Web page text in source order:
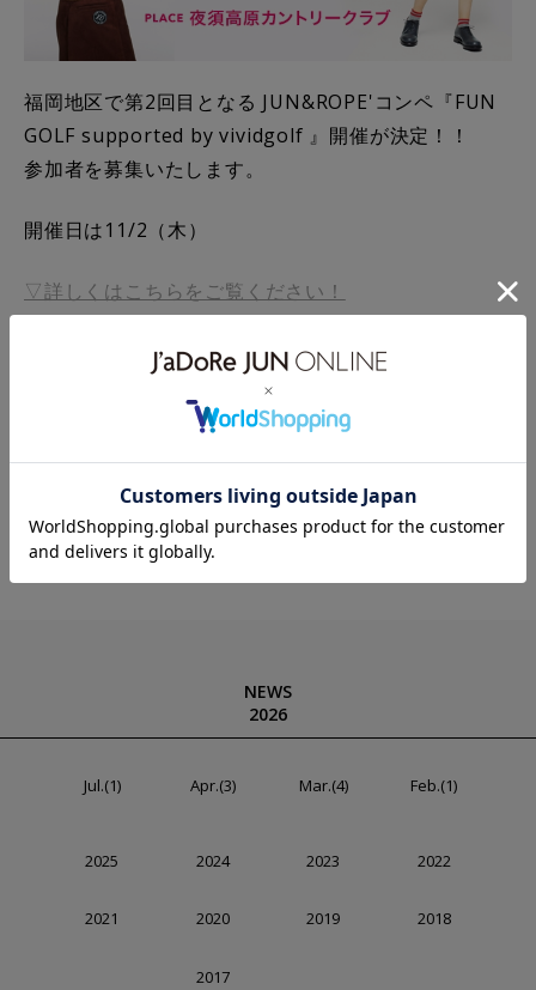
福岡地区で第2回目となる JUN&ROPE'コンペ『FUN
GOLF supported by vividgolf 』開催が決定！！
参加者を募集いたします。
開催日は11/2（木）
▽詳しくはこちらをご覧ください！
プロとの真剣勝負ホールや、ビンゴゴルフなど、参加
者の方に楽しんで頂けるイベントや、女性に人気のス
ウィーツビュッフェなどをご用意して、みなさまに楽
しんで頂けるコンペにしたいと思っております。
ご応募お待ちしております！！
NEWS
2026
Jul.(1) Apr.(3) Mar.(4) Feb.(1)
2025 2024 2023 2022
2021 2020 2019 2018
2017